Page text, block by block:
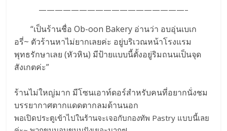
——————————————————–
“เป็นร้านชื่อ Ob-oon Bakery อ่านว่า อบอุ่นเบเก
อรี่~ ตัวร้านหาไม่ยากเลยค่ะ อยู่บริเวณหน้าโรงแรม
พุทธรักษาเลย (หัวหิน) มีป้ายแบบนี้ตั้งอยู่ริมถนนเป็นจุด
สังเกตค่ะ”
ร้านไม่ใหญ่มาก มีโซนเอาท์ดอร์สำหรับคนที่อยากนั่งชม
บรรยากาศตากแดดตากลมด้านนอก
พอเปิดประตูเข้าไปในร้านจะเจอกับกองทัพ Pastry แบบนี้เลย